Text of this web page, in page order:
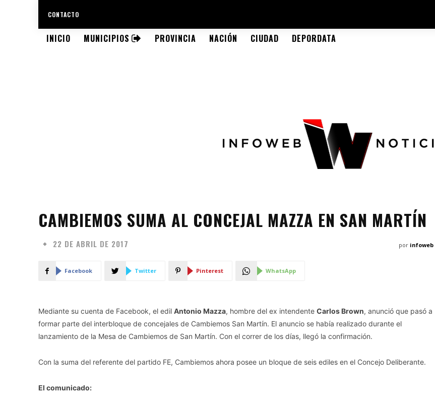
CONTACTO
INICIO MUNICIPIOS PROVINCIA NACIÓN CIUDAD DEPORDATA
CAMBIEMOS SUMA AL CONCEJAL MAZZA EN SAN MARTÍN
22 DE ABRIL DE 2017 por infoweb
Facebook Twitter Pinterest WhatsApp
Mediante su cuenta de Facebook, el edil Antonio Mazza, hombre del ex intendente Carlos Brown, anunció que pasó a
formar parte del interbloque de concejales de Cambiemos San Martín. El anuncio se había realizado durante el
lanzamiento de la Mesa de Cambiemos de San Martín. Con el correr de los días, llegó la confirmación.
Con la suma del referente del partido FE, Cambiemos ahora posee un bloque de seis ediles en el Concejo Deliberante.
El comunicado: